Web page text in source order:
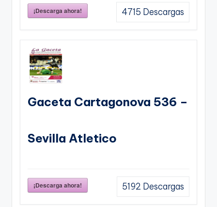
¡Descarga ahora! 4715 Descargas
Gaceta Cartagonova 536 –
Sevilla Atletico
¡Descarga ahora! 5192 Descargas